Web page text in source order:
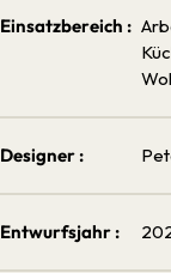
Einsatzbereich :
Designer :
Entwurfsjahr :